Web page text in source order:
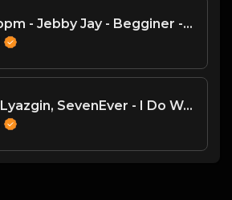
120 bpm - Jebby Jay - Begginer - DJ臣风Chenwin
Max Lyazgin, SevenEver - I Do Want You (Original Mix) [Dbeatzion Records]